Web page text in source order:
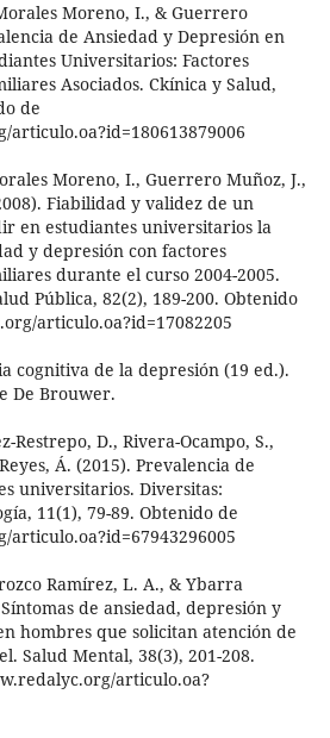
Moreno, I., & Guerrero
de Ansiedad y Depresión en
Universitarios: Factores
Asociados. Ckínica y Salud,
de
Moreno, I., Guerrero Muñoz, J.,
Fiabilidad y validez de un
en estudiantes universitarios la
y depresión con factores
durante el curso 2004-2005.
Pública, 82(2), 189-200. Obtenido
articulo.oa?id=17082205
cognitiva de la depresión (19 ed.).
De Brouwer.
Restrepo, D., Rivera-Ocampo, S.,
Á. (2015). Prevalencia de
universitarios. Diversitas:
11(1), 79-89. Obtenido de
Ramírez, L. A., & Ybarra
de ansiedad, depresión y
hombres que solicitan atención de
Salud Mental, 38(3), 201-208.
articulo.oa?